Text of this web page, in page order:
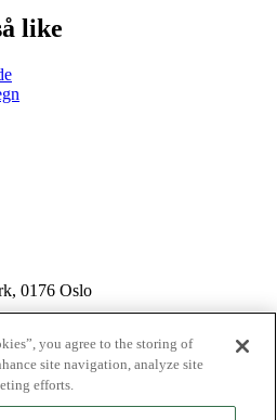
like
0176 Oslo
you agree to the storing of
site navigation, analyze site
efforts.